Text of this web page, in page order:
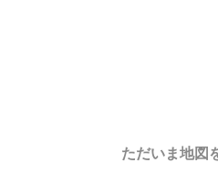
ただいま地図